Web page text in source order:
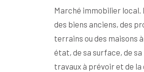
Marché immobilier local.
des biens anciens, des
terrains ou des maisons
état, de sa surface, de
travaux à prévoir et de la